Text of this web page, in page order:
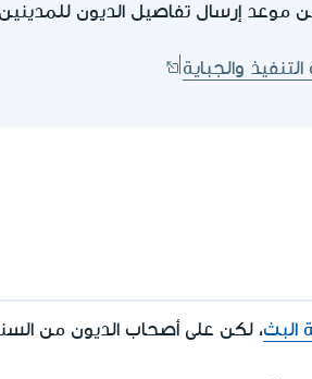
والجباية
، لكن على أصحاب الديون من